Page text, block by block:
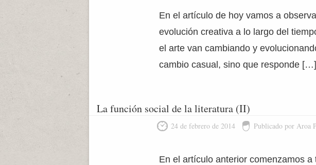
En el artículo de hoy vamos a
evolución creativa a lo largo del
el arte van cambiando y
cambio casual, sino que responde […]
La función social de la literatura (II)
24 de febrero de 2014 Publicado por Aroa
En el artículo anterior comenzamos